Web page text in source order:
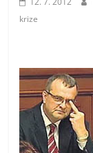
prospívá?
krize